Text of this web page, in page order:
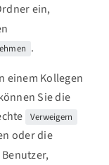
ein,
.
einem Kollegen
Sie die
Verweigern
oder die